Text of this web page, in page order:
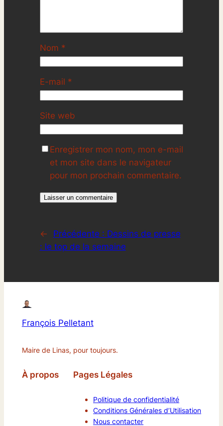
Nom *
E-mail *
Site web
Enregistrer mon nom, mon e-mail
et mon site dans le navigateur
pour mon prochain commentaire.
← Précédente : Dessins de presse
: le top de la semaine
François Pelletant
Maire de Linas, pour toujours.
À propos Pages Légales
Politique de confidentialité
Conditions Générales d’Utilisation
Nous contacter